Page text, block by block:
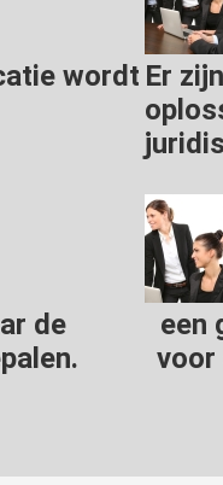
wordt Er
de
een
voor